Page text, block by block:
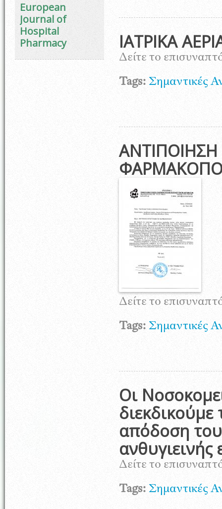
European
Journal of
Hospital
Pharmacy
ΙΑΤΡΙΚΑ
Δείτε το
Tags: Σημαντικές
Δείτε το
Tags: Σημαντικές
Οι
απόδοση του
ανθυγιεινής
Δείτε το
Tags: Σημαντικές